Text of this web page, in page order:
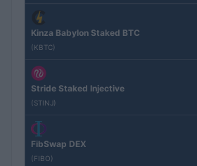
Kinza Babylon Staked BTC
(KBTC)
Stride Staked Injective
(STINJ)
FibSwap DEX
(FIBO)